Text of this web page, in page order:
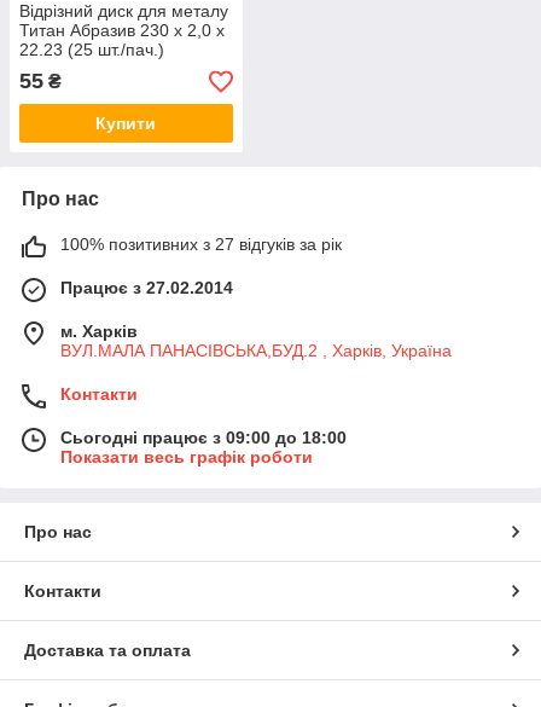
Відрізний диск для металу
Титан Абразив 230 х 2,0 х
22.23 (25 шт./пач.)
КРАТНО 10 ШТ.
55 ₴
Купити
Про нас
100% позитивних з 27 відгуків за рік
Працює з 27.02.2014
м. Харків
ВУЛ.МАЛА ПАНАСІВСЬКА,БУД.2 , Харків, Україна
Контакти
Сьогодні працює з 09:00 до 18:00
Показати весь графік роботи
Про нас
Контакти
Доставка та оплата